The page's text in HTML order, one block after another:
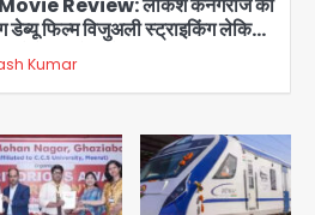
डेब्यू फिल्म विजुअली स्ट्राइकिंग लेकिन
में कमजोर, लेकिन कहानी अधूरी रह
रेटिंग
Kumar
Hospital Noida: फेलिक्स
और नोएडा लोक मंच की पहल, अब
30 रुपये में मिलेगी 24 घंटे ऑनलाइन
परामर्श सुविधा
Kumar